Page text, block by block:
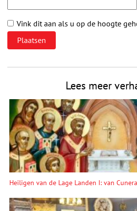
Vink dit aan als u op de hoogte
Lees meer
Heiligen van de Lage Landen I: van